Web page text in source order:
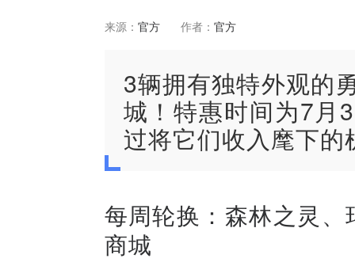
来源： 官方 作者： 官方
3辆拥有独特外观的
城！特惠时间为7月
过将它们收入麾下的
每周轮换：森林之灵、
商城